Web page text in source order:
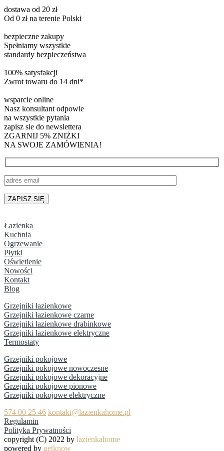
dostawa od 20 zł
Od 0 zł na terenie Polski
bezpieczne zakupy
Spełniamy wszystkie
standardy bezpieczeństwa
100% satysfakcji
Zwrot towaru do 14 dni*
wsparcie online
Nasz konsultant odpowie
na wszystkie pytania
zapisz sie do newslettera
ZGARNIJ 5% ZNIŻKI
NA SWOJE ZAMÓWIENIA!
Łazienka
Kuchnia
Ogrzewanie
Płytki
Oświetlenie
Nowości
Kontakt
Blog
Grzejniki łazienkowe
Grzejniki łazienkowe czarne
Grzejniki łazienkowe drabinkowe
Grzejniki łazienkowe elektryczne
Termostaty
Grzejniki pokojowe
Grzejniki pokojowe nowoczesne
Grzejniki pokojowe dekoracyjne
Grzejniki pokojowe pionowe
Grzejniki pokojowe elektryczne
574 00 25 46 kontakt@lazienkahome.pl
Regulamin
Polityka Prywatności
copyright (C) 2022 by lazienkahome
powered by getknow